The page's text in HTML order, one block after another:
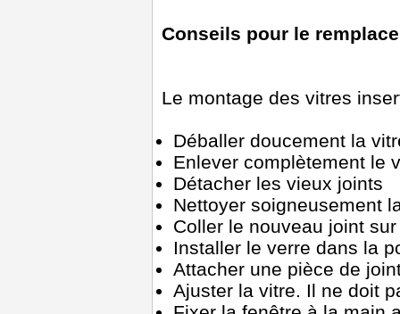
Conseils pour le
Le montage des vitres
Déballer doucement la
Enlever complètement le
Détacher les vieux joints
Nettoyer soigneusement
Coller le nouveau joint
Installer le verre dans la
Attacher une pièce de
Ajuster la vitre. Il ne doit